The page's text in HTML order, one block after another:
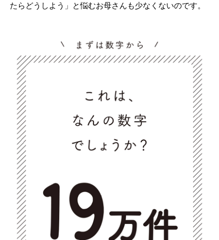
たらどうしよう」と悩むお母さんも少なくないのです。